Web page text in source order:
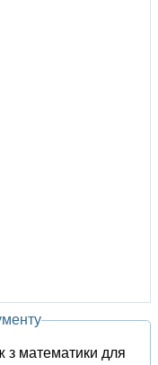
з математики для